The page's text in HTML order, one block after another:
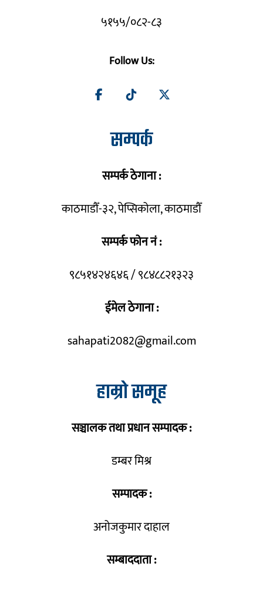
५१५५/०८२-८३
Follow Us:
सम्पर्क
सम्पर्क ठेगाना :
काठमाडौँ-३२, पेप्सिकोला, काठमाडौँ
सम्पर्क फोन नं :
९८५१४२४६४६ / ९८४८८२१३२३
ईमेल ठेगाना :
sahapati2082@gmail.com
हाम्रो समूह
सञ्चालक तथा प्रधान सम्पादक :
डम्बर मिश्र
सम्पादक :
अनोजकुमार दाहाल
सम्बाददाता :